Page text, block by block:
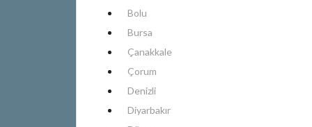
Bolu
Bursa
Çanakkale
Çorum
Denizli
Diyarbakır